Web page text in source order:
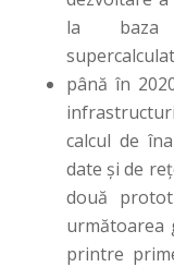
la baza
până în
calcul de
date și de
două
următoarea
printre